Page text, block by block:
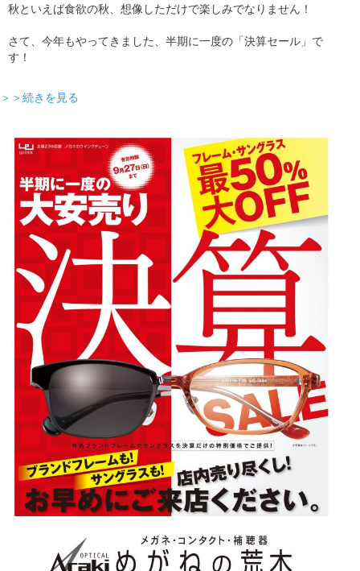
採用
秋といえば食欲の秋、想像しただけで楽しみでなりません！
さて、今年もやってきました、半期に一度の「決算セール」で
す！
＞＞続きを見る